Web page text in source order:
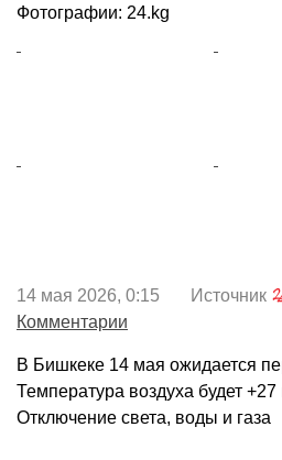
Фотографии: 24.kg
14 мая 2026, 0:15 Источник
Комментарии
В Бишкеке 14 мая ожидается
Температура воздуха будет +27
Отключение света, воды и газа